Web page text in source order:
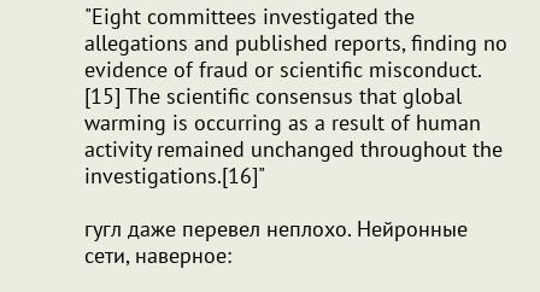
"Eight committees investigated the
allegations and published reports, finding no
evidence of fraud or scientific misconduct.
[15] The scientific consensus that global
warming is occurring as a result of human
activity remained unchanged throughout the
investigations.[16]"
гугл даже перевел неплохо. Нейронные
сети, наверное: